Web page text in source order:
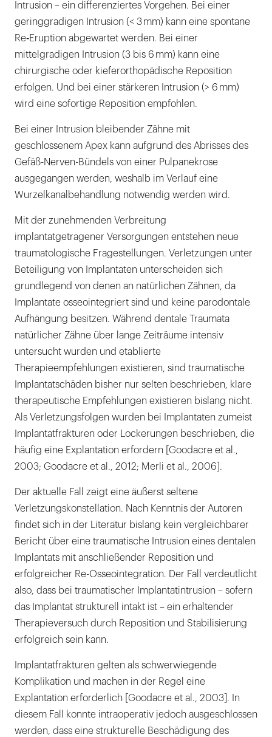
Intrusion – ein differenziertes Vorgehen. Bei einer
geringgradigen Intrusion (< 3 mm) kann eine spontane
Re‑Eruption abgewartet werden. Bei einer
mittelgradigen Intrusion (3 bis 6 mm) kann eine
chirurgische oder kieferorthopädische Reposition
erfolgen. Und bei einer stärkeren Intrusion (> 6 mm)
wird eine sofortige Reposition empfohlen.
Bei einer Intrusion bleibender Zähne mit
geschlossenem Apex kann aufgrund des Abrisses des
Gefäß-Nerven-Bündels von einer Pulpanekrose
ausgegangen werden, weshalb im Verlauf eine
Wurzelkanalbehandlung notwendig werden wird.
Mit der zunehmenden Verbreitung
implantatgetragener Versorgungen entstehen neue
traumatologische Fragestellungen. Verletzungen unter
Beteiligung von Implantaten unterscheiden sich
grundlegend von denen an natürlichen Zähnen, da
Implantate osseointegriert sind und keine parodontale
Aufhängung besitzen. Während dentale Traumata
natürlicher Zähne über lange Zeiträume intensiv
untersucht wurden und etablierte
Therapieempfehlungen existieren, sind traumatische
Implantatschäden bisher nur selten beschrieben, klare
therapeutische Empfehlungen existieren bislang nicht.
Als Verletzungsfolgen wurden bei Implantaten zumeist
Implantatfrakturen oder Lockerungen beschrieben, die
häufig eine Explantation erfordern [Goodacre et al.,
2003; Goodacre et al., 2012; Merli et al., 2006].
Der aktuelle Fall zeigt eine äußerst seltene
Verletzungskonstellation. Nach Kenntnis der Autoren
findet sich in der Literatur bislang kein vergleichbarer
Bericht über eine traumatische Intrusion eines dentalen
Implantats mit anschließender Reposition und
erfolgreicher Re-Osseointegration. Der Fall verdeutlicht
also, dass bei traumatischer Implantatintrusion – sofern
das Implantat strukturell intakt ist – ein erhaltender
Therapieversuch durch Reposition und Stabilisierung
erfolgreich sein kann.
Implantatfrakturen gelten als schwerwiegende
Komplikation und machen in der Regel eine
Explantation erforderlich [Goodacre et al., 2003]. In
diesem Fall konnte intraoperativ jedoch ausgeschlossen
werden, dass eine strukturelle Beschädigung des